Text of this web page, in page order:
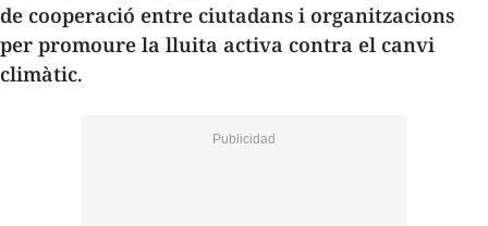
de cooperació entre ciutadans i organitzacions
per promoure la lluita activa contra el canvi
climàtic.